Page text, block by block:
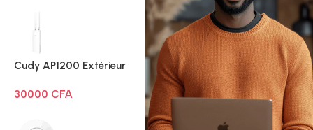
Cudy AP1200 Extérieur
30000 CFA